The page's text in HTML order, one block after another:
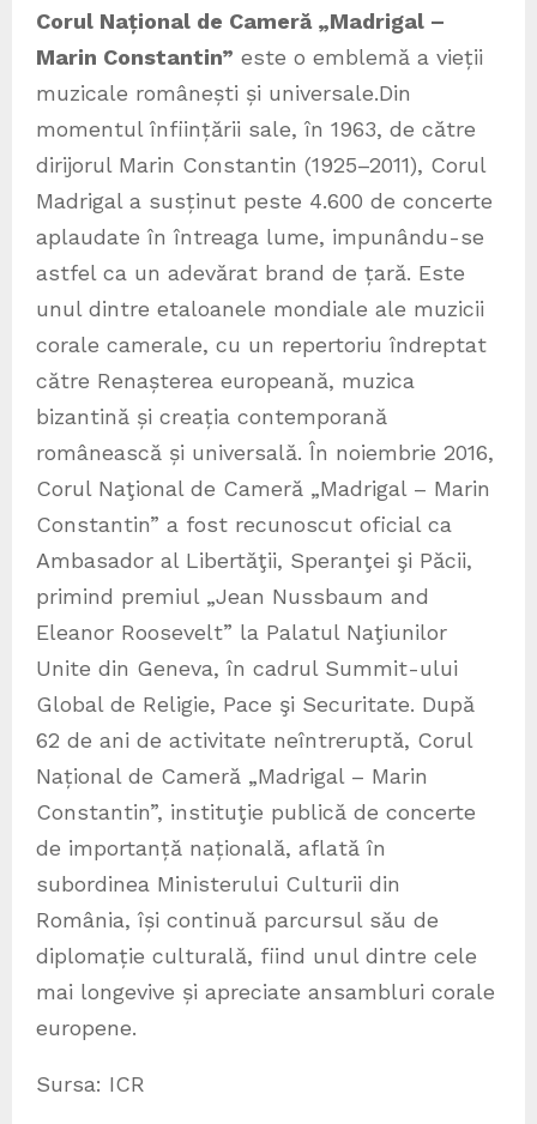
Corul Național de Cameră „Madrigal –
Marin Constantin” este o emblemă a vieții
muzicale românești și universale.Din
momentul înființării sale, în 1963, de către
dirijorul Marin Constantin (1925–2011), Corul
Madrigal a susținut peste 4.600 de concerte
aplaudate în întreaga lume, impunându-se
astfel ca un adevărat brand de țară. Este
unul dintre etaloanele mondiale ale muzicii
corale camerale, cu un repertoriu îndreptat
către Renașterea europeană, muzica
bizantină și creația contemporană
românească și universală. În noiembrie 2016,
Corul Naţional de Cameră „Madrigal – Marin
Constantin” a fost recunoscut oficial ca
Ambasador al Libertăţii, Speranţei şi Păcii,
primind premiul „Jean Nussbaum and
Eleanor Roosevelt” la Palatul Naţiunilor
Unite din Geneva, în cadrul Summit-ului
Global de Religie, Pace şi Securitate. După
62 de ani de activitate neîntreruptă, Corul
Național de Cameră „Madrigal – Marin
Constantin”, instituţie publică de concerte
de importanță națională, aflată în
subordinea Ministerului Culturii din
România, își continuă parcursul său de
diplomație culturală, fiind unul dintre cele
mai longevive și apreciate ansambluri corale
europene.
Sursa: ICR